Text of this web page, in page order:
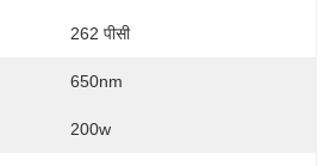
262 पीसी
650nm
200w